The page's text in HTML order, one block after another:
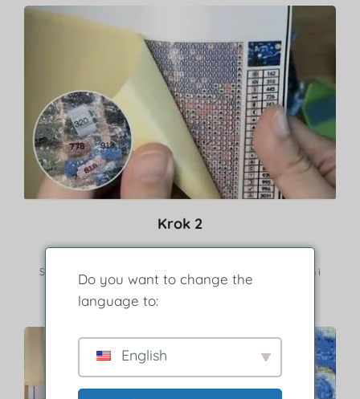
Krok 2
Skorzystaj z legendy, aby znaleźć wiertła pasujące kolorem i
symbolem.
Do you want to change the
language to:
English